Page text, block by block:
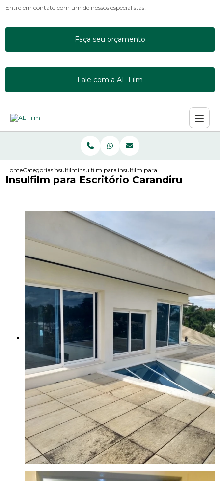
Entre em contato com um de nossos especialistas!
Faça seu orçamento
Fale com a AL Film
HomeCategoriasinsulfilminsulfilm para acrilicoinsulfilm para escritorio carandiru
Insulfilm para Escritório Carandiru